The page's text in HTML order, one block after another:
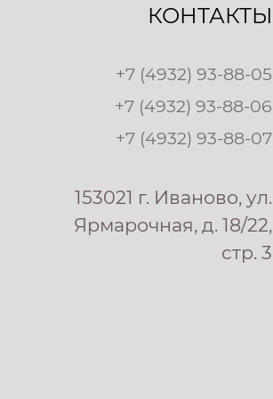
КОНТАКТЫ
+7 (4932) 93-88-05
+7 (4932) 93-88-06
+7 (4932) 93-88-07
153021 г. Иваново, ул.
Ярмарочная, д. 18/22,
стр. 3